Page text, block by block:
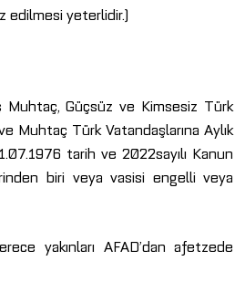
edilmesi yeterlidir.)
Muhtaç, Güçsüz ve Kimsesiz Türk
Muhtaç Türk Vatandaşlarına Aylık
tarih ve 2022sayılı Kanun
biri veya vasisi engelli veya
yakınları AFAD’dan afetzede